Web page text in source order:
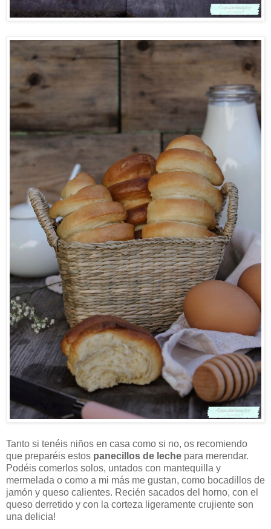
Tanto si tenéis niños en casa como si no, os recomiendo
que preparéis estos panecillos de leche para merendar.
Podéis comerlos solos, untados con mantequilla y
mermelada o como a mi más me gustan, como bocadillos de
jamón y queso calientes. Recién sacados del horno, con el
queso derretido y con la corteza ligeramente crujiente son
una delicia!